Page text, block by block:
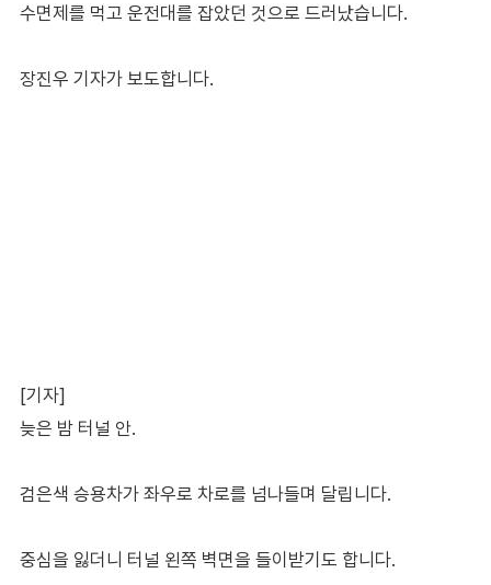
수면제를 먹고 운전대를 잡았던 것으로 드러났습니다.
장진우 기자가 보도합니다.
[기자]
늦은 밤 터널 안.
검은색 승용차가 좌우로 차로를 넘나들며 달립니다.
중심을 잃더니 터널 왼쪽 벽면을 들이받기도 합니다.